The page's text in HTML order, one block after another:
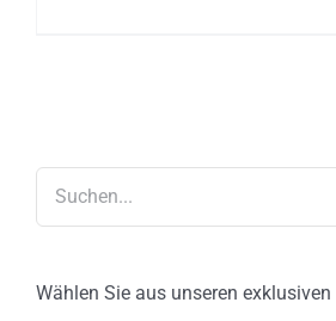
Produktseite
gewählt
Wählen Sie aus unseren exklusiven